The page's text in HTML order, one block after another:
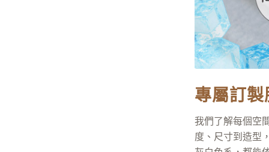
專屬訂
我們了解每個空
度、尺寸到造型